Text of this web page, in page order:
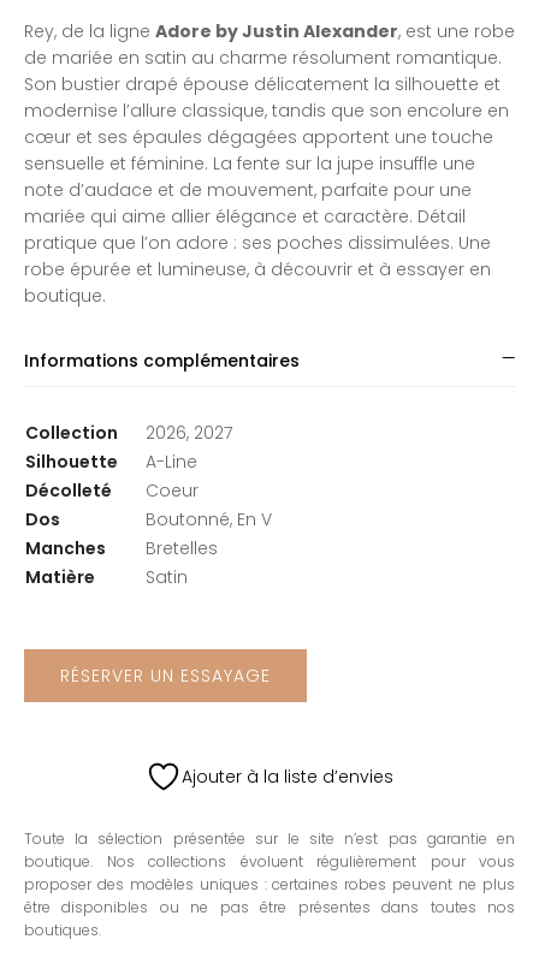
Rey, de la ligne Adore by Justin Alexander, est une robe
de mariée en satin au charme résolument romantique.
Son bustier drapé épouse délicatement la silhouette et
modernise l’allure classique, tandis que son encolure en
cœur et ses épaules dégagées apportent une touche
sensuelle et féminine. La fente sur la jupe insuffle une
note d’audace et de mouvement, parfaite pour une
mariée qui aime allier élégance et caractère. Détail
pratique que l’on adore : ses poches dissimulées. Une
robe épurée et lumineuse, à découvrir et à essayer en
boutique.
Informations complémentaires
Collection
2026, 2027
Silhouette
A-Line
Décolleté
Coeur
Dos
Boutonné, En V
Manches
Bretelles
Matière
Satin
RÉSERVER UN ESSAYAGE
Ajouter à la liste d’envies
Toute la sélection présentée sur le site n’est pas garantie en
boutique. Nos collections évoluent régulièrement pour vous
proposer des modèles uniques : certaines robes peuvent ne plus
être disponibles ou ne pas être présentes dans toutes nos
boutiques.